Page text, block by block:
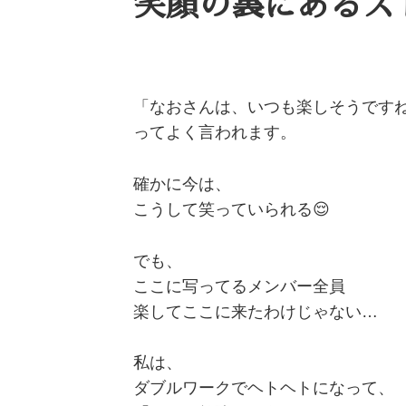
「なおさんは、いつも楽しそうですね
ってよく言われます。
確かに今は、
こうして笑っていられる😌
でも、
ここに写ってるメンバー全員
楽してここに来たわけじゃない…
私は、
ダブルワークでヘトヘトになって、